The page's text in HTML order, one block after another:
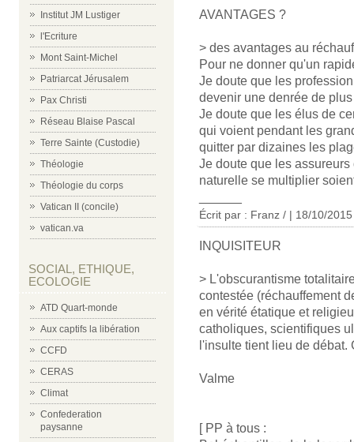
Institut JM Lustiger
l'Ecriture
Mont Saint-Michel
Patriarcat Jérusalem
Pax Christi
Réseau Blaise Pascal
Terre Sainte (Custodie)
Théologie
Théologie du corps
Vatican II (concile)
vatican.va
SOCIAL, ETHIQUE,
ECOLOGIE
ATD Quart-monde
Aux captifs la libération
CCFD
CERAS
Climat
Confederation
paysanne
AVANTAGES ?
> des avantages au
Pour ne donner qu'un
Je doute que les
devenir une denrée de
Je doute que les élus de
qui voient pendant les
quitter par dizaines les
Je doute que les
naturelle se multiplier
Écrit par : Franz / | 18/10/2015
INQUISITEUR
> L'obscurantisme
contestée (réchauffement
en vérité étatique et
catholiques, scientifiques
l'insulte tient lieu de débat.
Valme
[ PP à tous :